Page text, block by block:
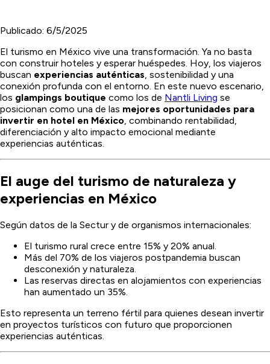
Publicado: 6/5/2025
El turismo en México vive una transformación. Ya no basta
con construir hoteles y esperar huéspedes. Hoy, los viajeros
buscan experiencias auténticas, sostenibilidad y una
conexión profunda con el entorno. En este nuevo escenario,
los glampings boutique como los de Nantli Living se
posicionan como una de las mejores oportunidades para
invertir en hotel en México, combinando rentabilidad,
diferenciación y alto impacto emocional mediante
experiencias auténticas.
El auge del turismo de naturaleza y
experiencias en México
Según datos de la Sectur y de organismos internacionales:
El turismo rural crece entre 15% y 20% anual.
Más del 70% de los viajeros postpandemia buscan
desconexión y naturaleza.
Las reservas directas en alojamientos con experiencias
han aumentado un 35%.
Esto representa un terreno fértil para quienes desean invertir
en proyectos turísticos con futuro que proporcionen
experiencias auténticas.